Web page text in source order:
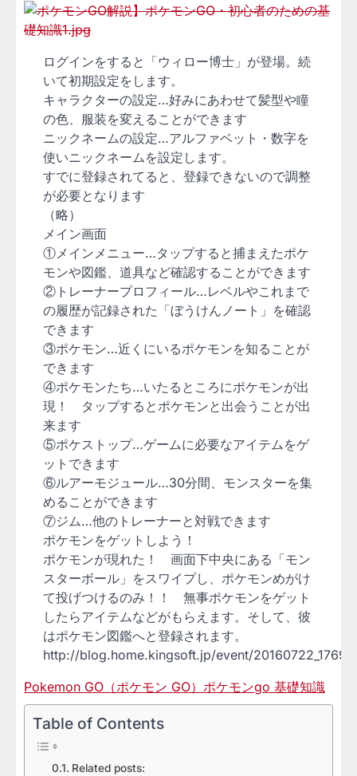
ログインをすると「ウィロー博士」が登場。続
いて初期設定をします。
キャラクターの設定…好みにあわせて髪型や瞳
の色、服装を変えることができます
ニックネームの設定…アルファベット・数字を
使いニックネームを設定します。
すでに登録されてると、登録できないので調整
が必要となります
（略）
メイン画面
①メインメニュー…タップすると捕まえたポケ
モンや図鑑、道具など確認することができます
②トレーナープロフィール…レベルやこれまで
の履歴が記録された「ぼうけんノート」を確認
できます
③ポケモン…近くにいるポケモンを知ることが
できます
④ポケモンたち…いたるところにポケモンが出
現！ タップするとポケモンと出会うことが出
来ます
⑤ポケストップ…ゲームに必要なアイテムをゲ
ットできます
⑥ルアーモジュール…30分間、モンスターを集
めることができます
⑦ジム…他のトレーナーと対戦できます
ポケモンをゲットしよう！
ポケモンが現れた！ 画面下中央にある「モン
スターボール」をスワイプし、ポケモンめがけ
て投げつけるのみ！！ 無事ポケモンをゲット
したらアイテムなどがもらえます。そして、彼
はポケモン図鑑へと登録されます。
http://blog.home.kingsoft.jp/event/
Pokemon GO（ポケモン GO）ポケモンgo 基礎知識
Table of Contents
Related posts: